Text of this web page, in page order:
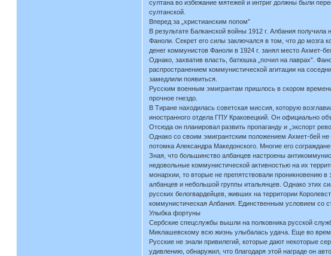
султана во избежание мятежей и интриг должны были
султанской.
Вперед за „христианским попом”
В результате Балканской войны 1912 г. Албания
Фаноли. Секрет его силы заключался в том, что до мозга
денег коммунистов Фаноли в 1924 г. занял место Ахмет-
Однако, захватив власть, батюшка „почил на лаврах”.
распространением коммунистической агитации на
замедлили появиться.
Русским военным эмигрантам пришлось в скором
прочное гнездо.
В Тиране находилась советская миссия, которую
иностранного отдела ГПУ Краковецкий. Он официально
Отсюда он планировал развить пропаганду и „экспорт
Однако со своим эмигрантским положением Ахмет-бей не
потомка Александра Македонского. Многие его
Зная, что большинство албанцев настроены
недовольные коммунистической активностью на их
монархии, то вторые не препятствовали проникновению
албанцев и небольшой группы итальянцев. Однако этих
русских белогвардейцев, живших на территории
коммунистическая Албания. Единственным условием со
Улыбка фортуны
Сербские спецслужбы вышли на полковника русской
Миклашевскому всю жизнь улыбалась удача. Еще во
Русские не знали привилегий, которые дают некоторые
удивлению, обнаружил, что благодаря этой награде он